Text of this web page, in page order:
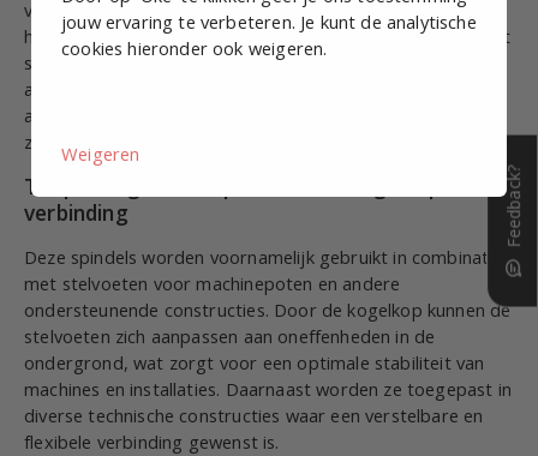
voetbasis of ander bevestigingspunt, waardoor kleine
hoekafwijkingen kunnen worden opgevangen. Dit voorkomt
spanningen en zorgt voor een stabiele en duurzame
aansluiting. De spindels zijn verkrijgbaar in diverse
afmetingen, van M6 tot M24, en in verschillende materialen
zoals staal verzinkt en roestvaststaal (RVS304 en RVS316).
Toepassingen van spindels met kogelkop
verbinding
Deze spindels worden voornamelijk gebruikt in combinatie
met stelvoeten voor machinepoten en andere
ondersteunende constructies. Door de kogelkop kunnen de
stelvoeten zich aanpassen aan oneffenheden in de
ondergrond, wat zorgt voor een optimale stabiliteit van
machines en installaties. Daarnaast worden ze toegepast in
diverse technische constructies waar een verstelbare en
flexibele verbinding gewenst is.
jouw ervaring te verbeteren. Je kunt de analytische
cookies hieronder ook weigeren.
Weigeren
Feedback?